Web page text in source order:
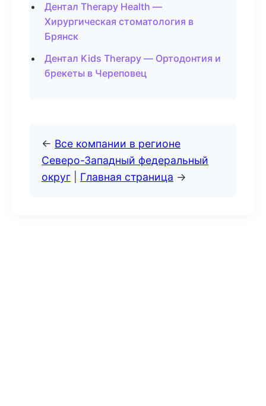
Дентал Therapy Health —
Хирургическая стоматология в
Брянск
Дентал Kids Therapy — Ортодонтия и
брекеты в Череповец
← Все компании в регионе
Северо-Западный федеральный
округ
Главная страница →